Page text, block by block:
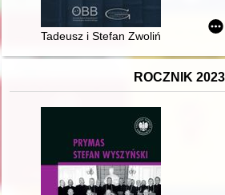
Tadeusz i Stefan Zwolińscy :
ROCZNIK 2023